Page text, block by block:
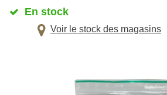
En stock
Voir le stock des magasins